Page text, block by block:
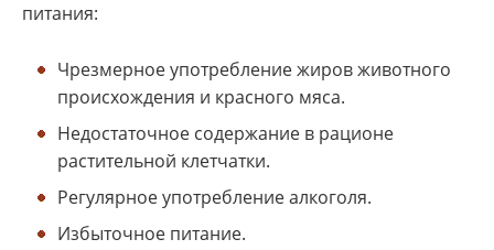
питания:
Чрезмерное употребление жиров животного
происхождения и красного мяса.
Недостаточное содержание в рационе
растительной клетчатки.
Регулярное употребление алкоголя.
Избыточное питание.